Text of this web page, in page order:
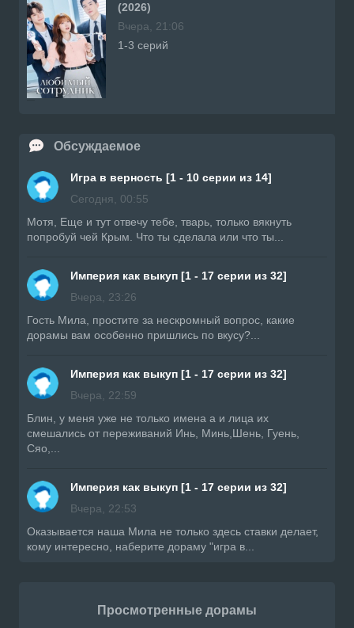
(2026)
Вчера, 21:06
1-3 серий
Обсуждаемое
Игра в верность [1 - 10 серии из 14]
Сегодня, 00:55
Мотя, Еще и тут отвечу тебе, тварь, только вякнуть
попробуй чей Крым. Что ты сделала или что ты...
Империя как выкуп [1 - 17 серии из 32]
Вчера, 23:26
Гость Мила, простите за нескромный вопрос, какие
дорамы вам особенно пришлись по вкусу?...
Империя как выкуп [1 - 17 серии из 32]
Вчера, 22:59
Блин, у меня уже не только имена а и лица их
смешались от переживаний Инь, Минь,Шень, Гуень,
Сяо,...
Империя как выкуп [1 - 17 серии из 32]
Вчера, 22:53
Оказывается наша Мила не только здесь ставки делает,
кому интересно, наберите дораму "игра в...
Просмотренные дорамы